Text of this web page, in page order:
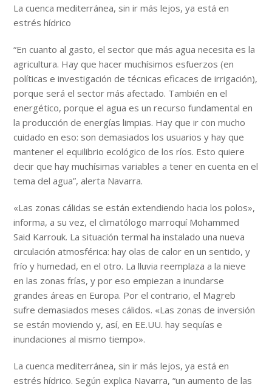
La cuenca mediterránea, sin ir más lejos, ya está en
estrés hídrico
“En cuanto al gasto, el sector que más agua necesita es la
agricultura. Hay que hacer muchísimos esfuerzos (en
políticas e investigación de técnicas eficaces de irrigación),
porque será el sector más afectado. También en el
energético, porque el agua es un recurso fundamental en
la producción de energías limpias. Hay que ir con mucho
cuidado en eso: son demasiados los usuarios y hay que
mantener el equilibrio ecológico de los ríos. Esto quiere
decir que hay muchísimas variables a tener en cuenta en el
tema del agua”, alerta Navarra.
«Las zonas cálidas se están extendiendo hacia los polos»,
informa, a su vez, el climatólogo marroquí Mohammed
Said Karrouk. La situación termal ha instalado una nueva
circulación atmosférica: hay olas de calor en un sentido, y
frío y humedad, en el otro. La lluvia reemplaza a la nieve
en las zonas frías, y por eso empiezan a inundarse
grandes áreas en Europa. Por el contrario, el Magreb
sufre demasiados meses cálidos. «Las zonas de inversión
se están moviendo y, así, en EE.UU. hay sequías e
inundaciones al mismo tiempo».
La cuenca mediterránea, sin ir más lejos, ya está en
estrés hídrico. Según explica Navarra, “un aumento de las